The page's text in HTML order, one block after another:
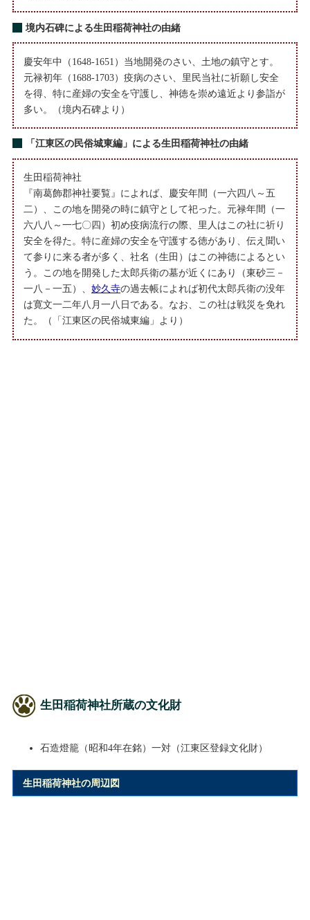
境内石碑による生田稲荷神社の由緒
慶安年中（1648-1651）当地開発のさい、土地の鎮守とす。
元禄初年（1688-1703）疫病のさい、里民当社に祈願し安全
を得、特に産婦の安全を守護し、神徳を崇め遠近より参詣が
多い。（境内石碑より）
「江東区の民俗城東編」による生田稲荷神社の由緒
生田稲荷神社
『南葛飾郡神社要覧』によれば、慶安年間（一六四八～五
二）、この地を開発の時に鎮守として祀った。元禄年間（一
六八八～一七〇四）初め疫病流行の際、里人はこの社に祈り
安全を得た。特に産婦の安全を守護する徳があり、伝え聞い
て参りに来る者が多く、社名（生田）はこの神徳によるとい
う。この地を開発した太郎兵衛の墓が近くにあり（東砂三－
一八－一五）、妙久寺の過去帳によれば初代太郎兵衛の没年
は寛文一二年八月一八日である。なお、この社は戦災を免れ
た。（「江東区の民俗城東編」より）
生田稲荷神社所蔵の文化財
石造燈籠（昭和4年在銘）一対（江東区登録文化財）
生田稲荷神社の周辺図